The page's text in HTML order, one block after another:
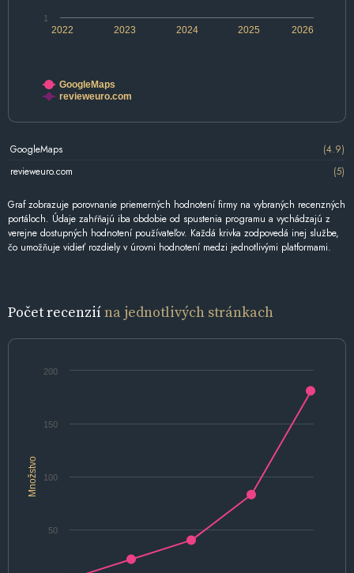
2022 2024 2026
2023 2025
1
GoogleMaps
revieweuro.com
GoogleMaps
(4.9)
revieweuro.com
(5)
Graf zobrazuje porovnanie priemerných hodnotení firmy na vybraných recenzných
portáloch. Údaje zahŕňajú iba obdobie od spustenia programu a vychádzajú z
verejne dostupných hodnotení používateľov. Každá krivka zodpovedá inej službe,
čo umožňuje vidieť rozdiely v úrovni hodnotení medzi jednotlivými platformami.
Počet recenziína jednotlivých stránkach
Množstvo
50
100
150
200